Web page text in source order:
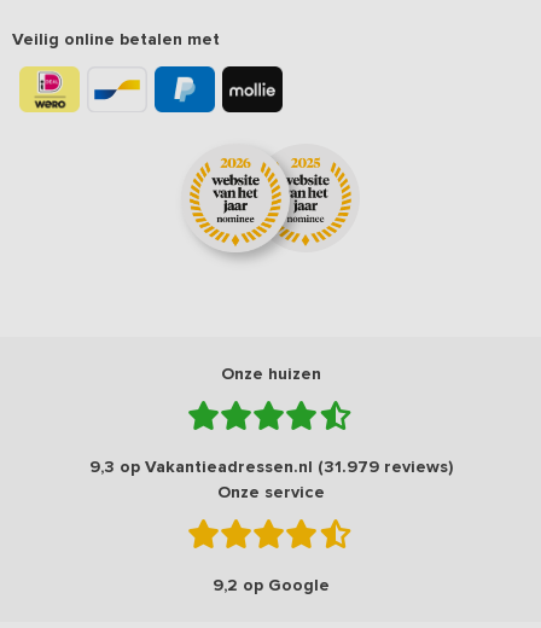
Veilig online betalen met
Onze huizen
9,3 op Vakantieadressen.nl (31.979 reviews)
Onze service
9,2 op Google